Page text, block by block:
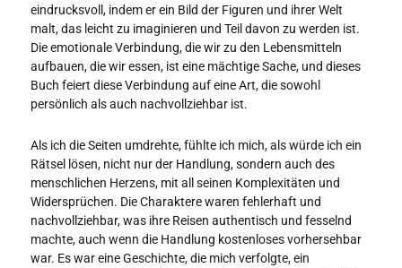
eindrucksvoll, indem er ein Bild der Figuren und ihrer Welt
malt, das leicht zu imaginieren und Teil davon zu werden ist.
Die emotionale Verbindung, die wir zu den Lebensmitteln
aufbauen, die wir essen, ist eine mächtige Sache, und dieses
Buch feiert diese Verbindung auf eine Art, die sowohl
persönlich als auch nachvollziehbar ist.
Als ich die Seiten umdrehte, fühlte ich mich, als würde ich ein
Rätsel lösen, nicht nur der Handlung, sondern auch des
menschlichen Herzens, mit all seinen Komplexitäten und
Widersprüchen. Die Charaktere waren fehlerhaft und
nachvollziehbar, was ihre Reisen authentisch und fesselnd
machte, auch wenn die Handlung kostenloses vorhersehbar
war. Es war eine Geschichte, die mich verfolgte, ein